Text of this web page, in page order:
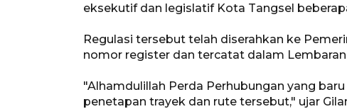
eksekutif dan legislatif Kota Tangsel
Regulasi tersebut telah diserahkan ke
nomor register dan tercatat dalam Lembaran
"Alhamdulillah Perda Perhubungan yang
penetapan trayek dan rute tersebut," ujar